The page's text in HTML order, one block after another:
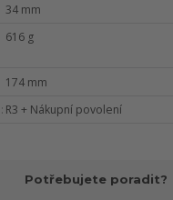
34 mm
616 g
174 mm
R3 + Nákupní povolení
Potřebujete poradit?